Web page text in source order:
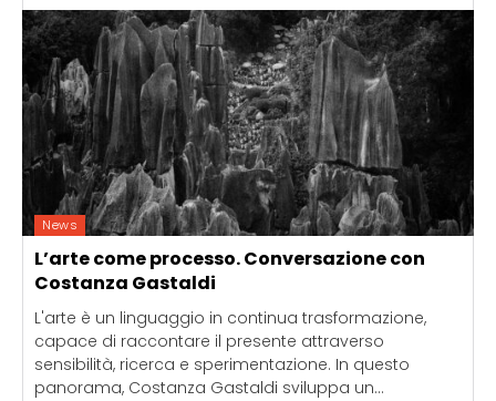
News
L’arte come processo. Conversazione con
Costanza Gastaldi
L'arte è un linguaggio in continua trasformazione,
capace di raccontare il presente attraverso
sensibilità, ricerca e sperimentazione. In questo
panorama, Costanza Gastaldi sviluppa un...